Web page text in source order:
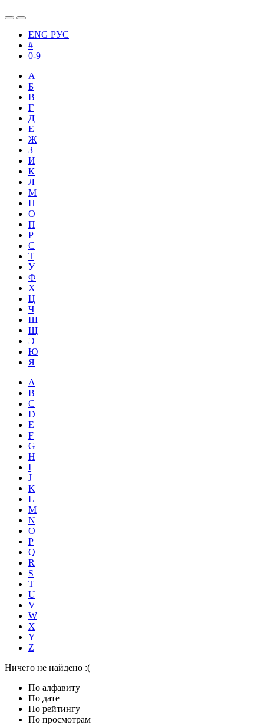
ENG РУС
#
0-9
А
Б
В
Г
Д
Е
Ж
З
И
К
Л
М
Н
О
П
Р
С
Т
У
Ф
Х
Ц
Ч
Ш
Щ
Э
Ю
Я
A
B
C
D
E
F
G
H
I
J
K
L
M
N
O
P
Q
R
S
T
U
V
W
X
Y
Z
Ничего не найдено :(
По алфавиту
По дате
По рейтингу
По просмотрам